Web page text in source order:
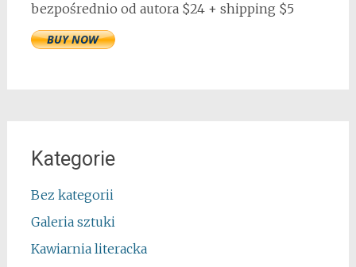
bezpośrednio od autora $24 + shipping $5
Kategorie
Bez kategorii
Galeria sztuki
Kawiarnia literacka